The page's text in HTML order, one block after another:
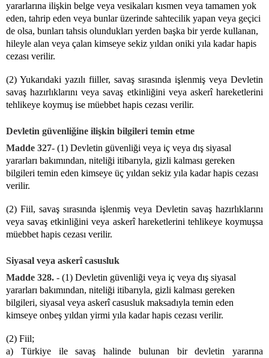
yararlarına ilişkin belge veya vesikaları kısmen veya tamamen yok
eden, tahrip eden veya bunlar üzerinde sahtecilik yapan veya geçici
de olsa, bunları tahsis olundukları yerden başka bir yerde kullanan,
hileyle alan veya çalan kimseye sekiz yıldan oniki yıla kadar hapis
cezası verilir.
(2) Yukarıdaki yazılı fiiller, savaş sırasında işlenmiş veya Devletin
savaş hazırlıklarını veya savaş etkinliğini veya askerî hareketlerini
tehlikeye koymuş ise müebbet hapis cezası verilir.
Devletin güvenliğine ilişkin bilgileri temin etme
Madde 327- (1) Devletin güvenliği veya iç veya dış siyasal
yararları bakımından, niteliği itibarıyla, gizli kalması gereken
bilgileri temin eden kimseye üç yıldan sekiz yıla kadar hapis cezası
verilir.
(2) Fiil, savaş sırasında işlenmiş veya Devletin savaş hazırlıklarını
veya savaş etkinliğini veya askerî hareketlerini tehlikeye koymuşsa
müebbet hapis cezası verilir.
Siyasal veya askerî casusluk
Madde 328. - (1) Devletin güvenliği veya iç veya dış siyasal
yararları bakımından, niteliği itibarıyla, gizli kalması gereken
bilgileri, siyasal veya askerî casusluk maksadıyla temin eden
kimseye onbeş yıldan yirmi yıla kadar hapis cezası verilir.
(2) Fiil;
a) Türkiye ile savaş halinde bulunan bir devletin yararına